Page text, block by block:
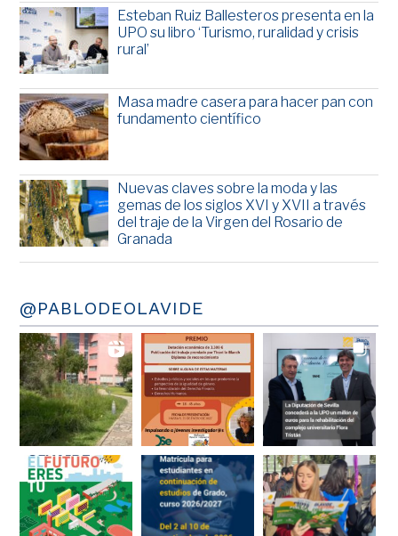
Esteban Ruiz Ballesteros presenta en la
UPO su libro ‘Turismo, ruralidad y crisis
rural’
Masa madre casera para hacer pan con
fundamento científico
Nuevas claves sobre la moda y las
gemas de los siglos XVI y XVII a través
del traje de la Virgen del Rosario de
Granada
@PABLODEOLAVIDE